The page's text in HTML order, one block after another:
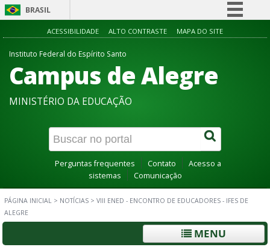
BRASIL
Simplifique!
Acesso à informação
Canais
ACESSIBILIDADE ALTO CONTRASTE MAPA DO SITE
Instituto Federal do Espírito Santo
Campus de Alegre
MINISTÉRIO DA EDUCAÇÃO
Perguntas frequentes Contato
Acesso a
sistemas
Comunicação
PÁGINA INICIAL > NOTÍCIAS > VIII ENED - ENCONTRO DE EDUCADORES - IFES DE
ALEGRE
MENU